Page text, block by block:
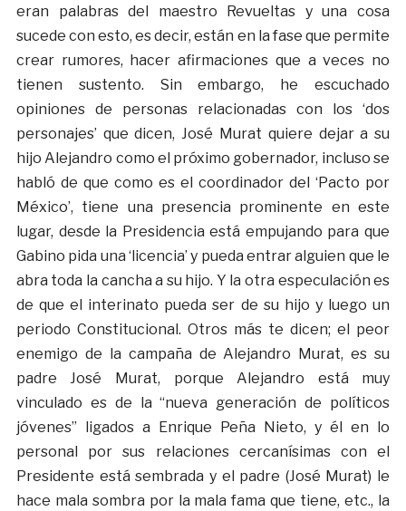
eran palabras del maestro Revueltas y una cosa
sucede con esto, es decir, están en la fase que permite
crear rumores, hacer afirmaciones que a veces no
tienen sustento. Sin embargo, he escuchado
opiniones de personas relacionadas con los ‘dos
personajes’ que dicen, José Murat quiere dejar a su
hijo Alejandro como el próximo gobernador, incluso se
habló de que como es el coordinador del ‘Pacto por
México’, tiene una presencia prominente en este
lugar, desde la Presidencia está empujando para que
Gabino pida una ‘licencia’ y pueda entrar alguien que le
abra toda la cancha a su hijo. Y la otra especulación es
de que el interinato pueda ser de su hijo y luego un
periodo Constitucional. Otros más te dicen; el peor
enemigo de la campaña de Alejandro Murat, es su
padre José Murat, porque Alejandro está muy
vinculado es de la “nueva generación de políticos
jóvenes” ligados a Enrique Peña Nieto, y él en lo
personal por sus relaciones cercanísimas con el
Presidente está sembrada y el padre (José Murat) le
hace mala sombra por la mala fama que tiene, etc., la